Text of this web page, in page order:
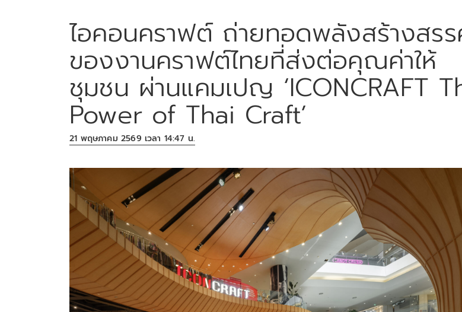
ไอคอนคราฟต์ ถ่ายทอดพลังสร้างสร
ของงานคราฟต์ไทยที่ส่งต่อคุณค่าให้
ชุมชน ผ่านแคมเปญ ‘ICONCRAFT
Power of Thai Craft’
21 พฤษภาคม 2569 เวลา 14:47 น.